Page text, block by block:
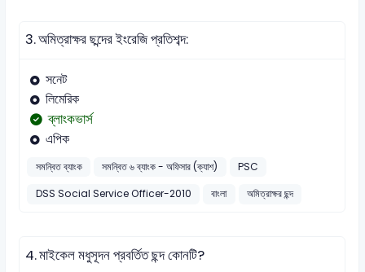
3.অমিত্রাক্ষর ছন্দের ইংরেজি প্রতিশব্দ:
সনেট
লিমেরিক
ব্লাংকভার্স
এপিক
সমন্বিত ব্যাংক সমন্বিত ৬ ব্যাংক - অফিসার (ক্যাশ)
PSC
DSS Social Service Officer-2010
বাংলা অমিত্রাক্ষর ছন্দ
4.মাইকেল মধুসূদন প্রবর্তিত ছন্দ কোনটি?